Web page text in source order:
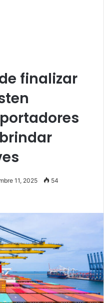
finalizar
11, 2025 54